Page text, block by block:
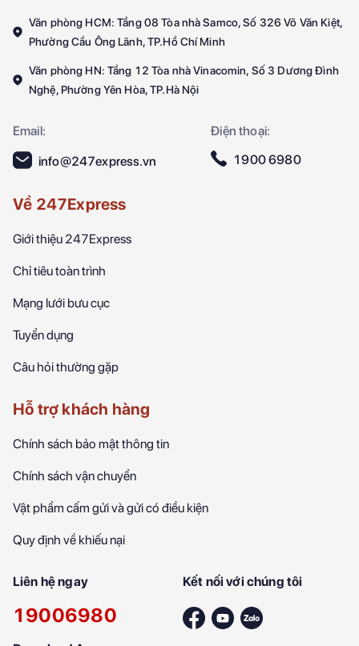
Văn phòng HCM: Tầng 08 Tòa nhà Samco, Số 326 Võ Văn Kiệt,
Phường Cầu Ông Lãnh, TP.Hồ Chí Minh
Văn phòng HN: Tầng 12 Tòa nhà Vinacomin, Số 3 Dương Đình
Nghệ, Phường Yên Hòa, TP.Hà Nội
Email:
Điện thoại:
info@247express.vn
1900 6980
Về 247Express
Giới thiệu 247Express
Chỉ tiêu toàn trình
Mạng lưới bưu cục
Tuyển dụng
Câu hỏi thường gặp
Hỗ trợ khách hàng
Chính sách bảo mật thông tin
Chính sách vận chuyển
Vật phẩm cấm gửi và gửi có điều kiện
Quy định về khiếu nại
Liên hệ ngay
19006980
Kết nối với chúng tôi